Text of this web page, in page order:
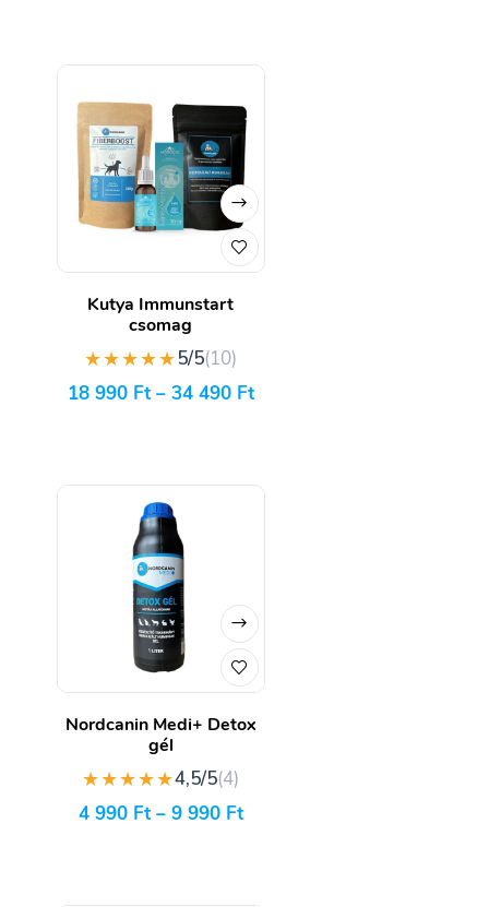
Kutya Immunstart
csomag
★★★★★5/5(10)
18 990 Ft– 34 490 Ft
Nordcanin Medi+ Detox
gél
★★★★★4,5/5(4)
4 990 Ft– 9 990 Ft